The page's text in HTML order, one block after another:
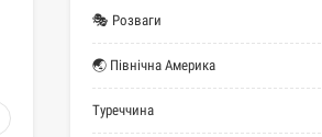
🎭 Розваги
🌏 Північна Америка
Туреччина